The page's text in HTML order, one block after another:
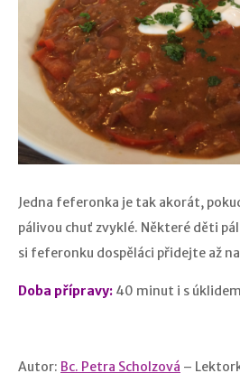
Jedna feferonka je tak akorát,
pálivou chuť zvyklé. Některé děti
si feferonku dospěláci přidejte až
Doba přípravy: 40 minut i s
Autor: Bc. Petra Scholzová –